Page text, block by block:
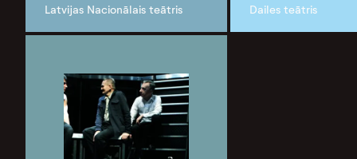
Latvijas Nacionālais teātris Dailes teātris